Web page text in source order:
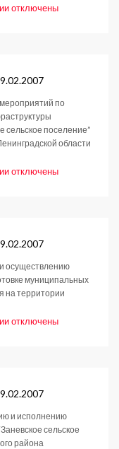
к
№
от
19.02.2007
отключены
по
сельское поселение”
области
к
№
от
19.02.2007
отключены
осуществлению
муниципальных
на территории
к
№
от
19.02.2007
отключены
и исполнению
сельское
района